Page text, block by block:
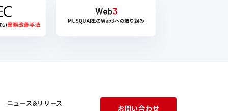
ニュース&リリース
お問い合わせ